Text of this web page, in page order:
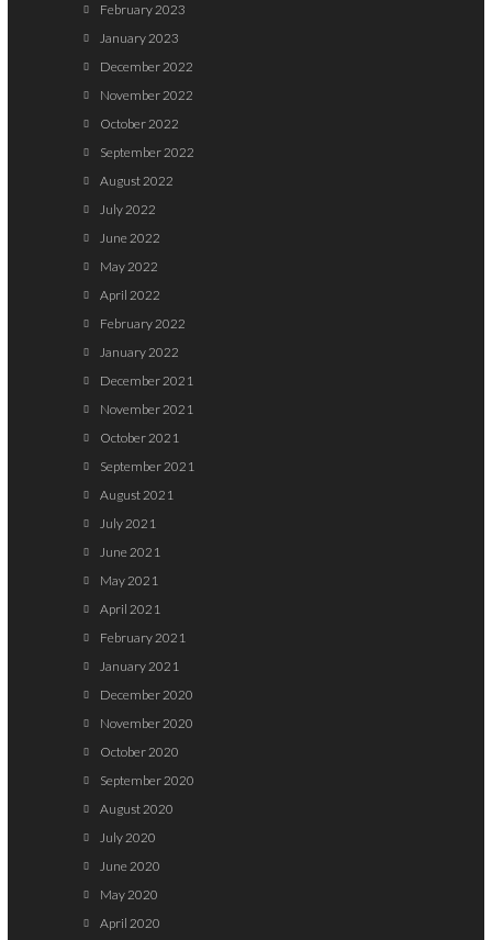
February 2023
January 2023
December 2022
November 2022
October 2022
September 2022
August 2022
July 2022
June 2022
May 2022
April 2022
February 2022
January 2022
December 2021
November 2021
October 2021
September 2021
August 2021
July 2021
June 2021
May 2021
April 2021
February 2021
January 2021
December 2020
November 2020
October 2020
September 2020
August 2020
July 2020
June 2020
May 2020
April 2020